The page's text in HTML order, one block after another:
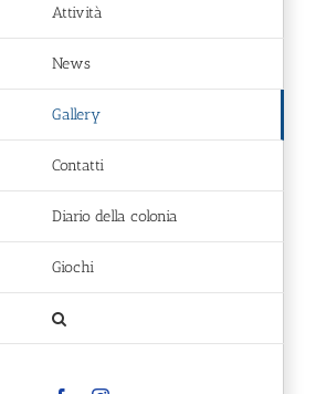
Attività
News
Gallery
Contatti
Diario della colonia
Giochi